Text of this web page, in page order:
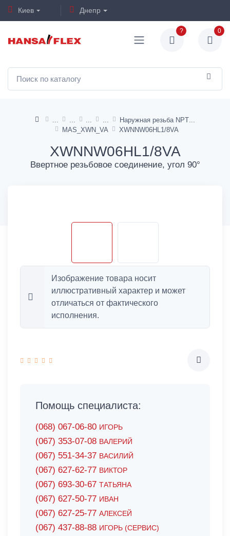
Киев Днепр
? 0
Наружная резьба NPT
MAS_XWN_VA
XWNNW06HL1/8VA
XWNNW06HL1/8VA
Ввертное резьбовое соединение, угол 90°
Изображение товара носит
иллюстративный характер и может
отличаться от фактического
исполнения.
Помощь специалиста:
(068) 067-06-80 ИГОРЬ
(067) 353-07-08 ВАЛЕРИЙ
(067) 551-34-37 ВАСИЛИЙ
(067) 627-62-77 ВИКТОР
(067) 693-30-67 ТАТЬЯНА
(067) 627-50-77 ИВАН
(067) 627-25-77 АЛЕКСЕЙ
(067) 437-88-88 ИГОРЬ (СЕРВИС)